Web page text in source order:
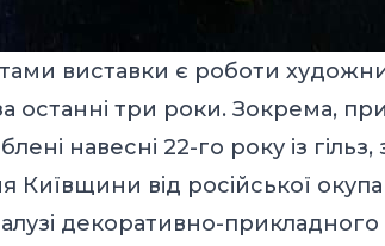
виставки є роботи
останні три роки. Зокрема,
навесні 22-го року із гільз,
Київщини від російської
декоративно-